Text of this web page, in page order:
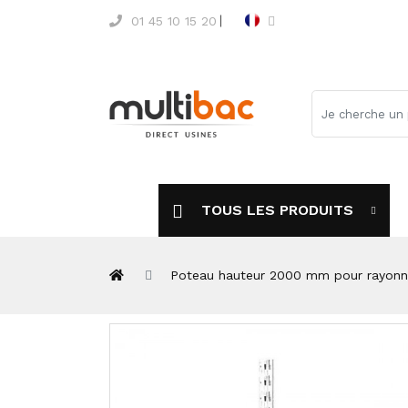
01 45 10 15 20
TOUS LES PRODUITS
Poteau hauteur 2000 mm pour